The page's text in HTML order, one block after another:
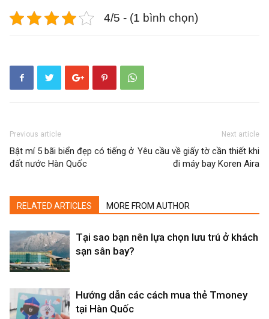
4/5 - (1 bình chọn)
Previous article
Bật mí 5 bãi biển đẹp có tiếng ở
đất nước Hàn Quốc
Next article
Yêu cầu về giấy tờ cần thiết khi
đi máy bay Koren Aira
RELATED ARTICLES MORE FROM AUTHOR
Tại sao bạn nên lựa chọn lưu trú ở khách
sạn sân bay?
Hướng dẫn các cách mua thẻ Tmoney
tại Hàn Quốc